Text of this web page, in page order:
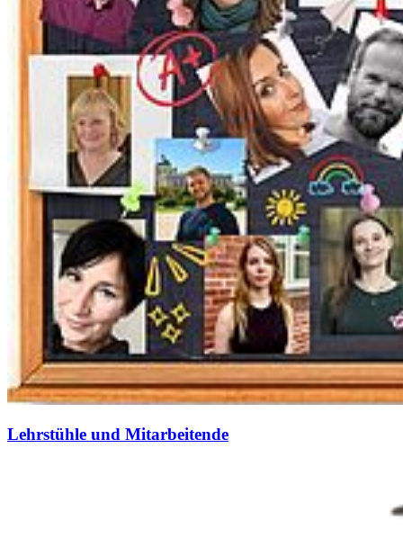
Lehrstühle und Mitarbeitende